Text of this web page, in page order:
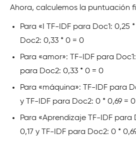
Ahora, calculemos la puntuación
Para «I TF-IDF para Doc1: 0,25
Doc2: 0,33 * 0 = 0
Para «amor»: TF-IDF para
para Doc2: 0,33 * 0 = 0
Para «máquina»: TF-IDF para
y TF-IDF para Doc2: 0 * 0,69 = 0
Para «Aprendizaje TF-IDF para
0,17 y TF-IDF para Doc2: 0 *